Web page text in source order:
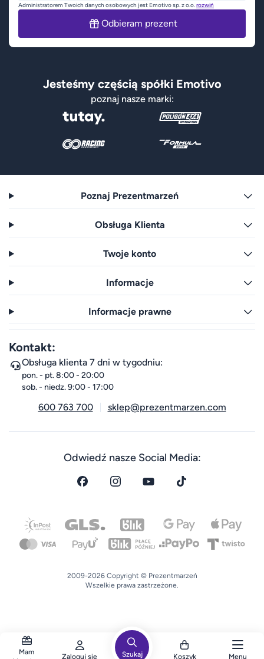
Mam
Zaloguj się Szukaj Koszyk Menu
Administratorem Twoich danych osobowych jest Emotivo sp. z o.o.rozwiń
Odbieram prezent
Jesteśmy częścią spółki Emotivo
poznaj nasze marki:
Poznaj Prezentmarzeń
Obsługa Klienta
Twoje konto
Informacje
Informacje prawne
Kontakt:
Obsługa klienta 7 dni w tygodniu:
pon. - pt. 8:00 - 20:00
sob. - niedz. 9:00 - 17:00
600 763 700 sklep@prezentmarzen.com
Odwiedź nasze Social Media:
2009-2026 Copyright © Prezentmarzeń
Wszelkie prawa zastrzeżone.